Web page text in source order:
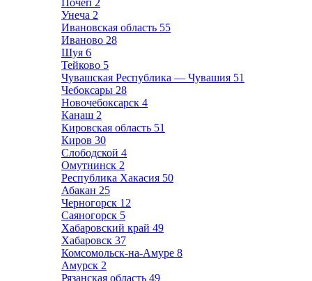
Почеп 2
Унеча 2
Ивановская область 55
Иваново 28
Шуя 6
Тейково 5
Чувашская Республика — Чувашия 51
Чебоксары 28
Новочебоксарск 4
Канаш 2
Кировская область 51
Киров 30
Слободской 4
Омутнинск 2
Республика Хакасия 50
Абакан 25
Черногорск 12
Саяногорск 5
Хабаровский край 49
Хабаровск 37
Комсомольск-на-Амуре 8
Амурск 2
Рязанская область 49